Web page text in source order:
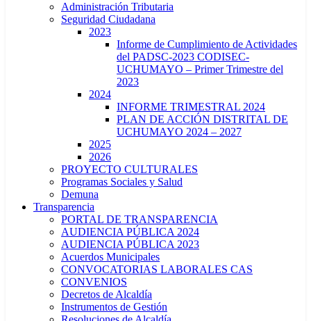
Administración Tributaria
Seguridad Ciudadana
2023
Informe de Cumplimiento de Actividades
del PADSC-2023 CODISEC-
UCHUMAYO – Primer Trimestre del
2023
2024
INFORME TRIMESTRAL 2024
PLAN DE ACCIÓN DISTRITAL DE
UCHUMAYO 2024 – 2027
2025
2026
PROYECTO CULTURALES
Programas Sociales y Salud
Demuna
Transparencia
PORTAL DE TRANSPARENCIA
AUDIENCIA PÚBLICA 2024
AUDIENCIA PÚBLICA 2023
Acuerdos Municipales
CONVOCATORIAS LABORALES CAS
CONVENIOS
Decretos de Alcaldía
Instrumentos de Gestión